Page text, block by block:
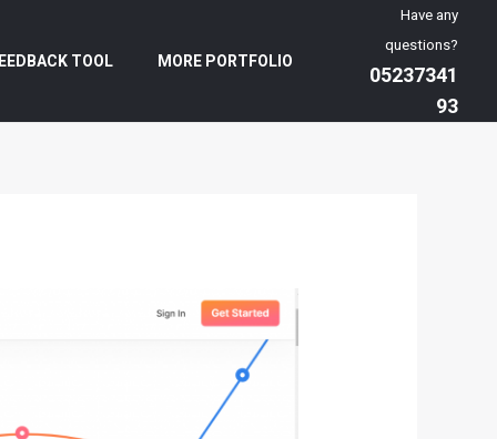
TOOL MORE PORTFOLIO
Have any
questions?
05237341
93